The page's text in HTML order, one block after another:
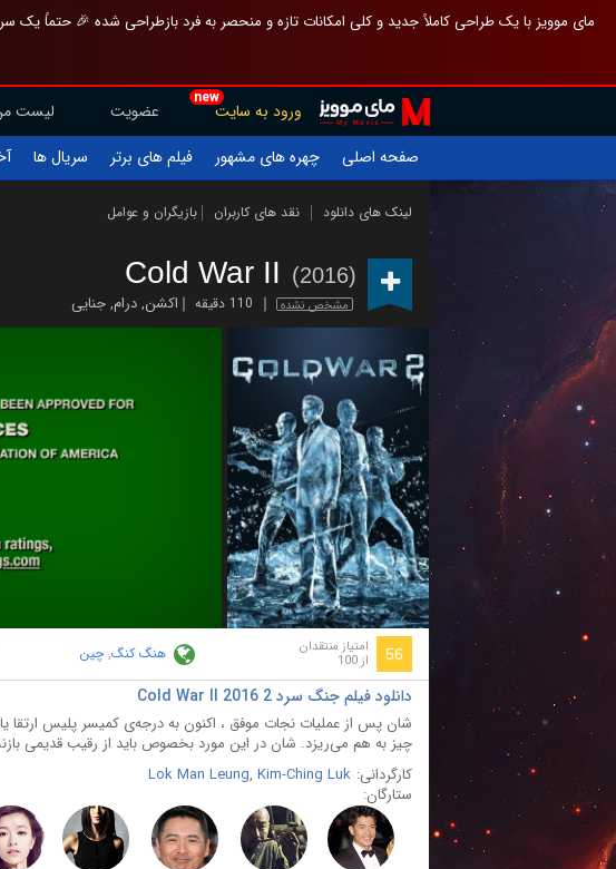
مای موویز با یک طراحی کاملاً جدید و کلی امکانات تازه و منحصر به فرد بازطراحی شده 🎉 حتماً
new
ورود به سایت عضویت لیست
صفحه اصلی
چهره های مشهور فیلم های برتر سریال ها
لینک های دانلود نقد های کاربران بازیگران و عوامل
Cold War II (2016)
مشخص نشده 110 دقیقه اکشن,درام,جنایی
56 امتیاز منتقدان
از 100 هنگ کنگ,چین
دانلود فیلم جنگ سرد 2 Cold War II 2016
شان پس از عملیات نجات موفق ، اکنون به درجه‌ی کمیسر پلیس ارتقا
چیز به هم می‌ریزد. شان در این مورد بخصوص باید از رقیب قدیمی
کارگردانی:
Lok Man Leung, Kim-Ching Luk
ستارگان: